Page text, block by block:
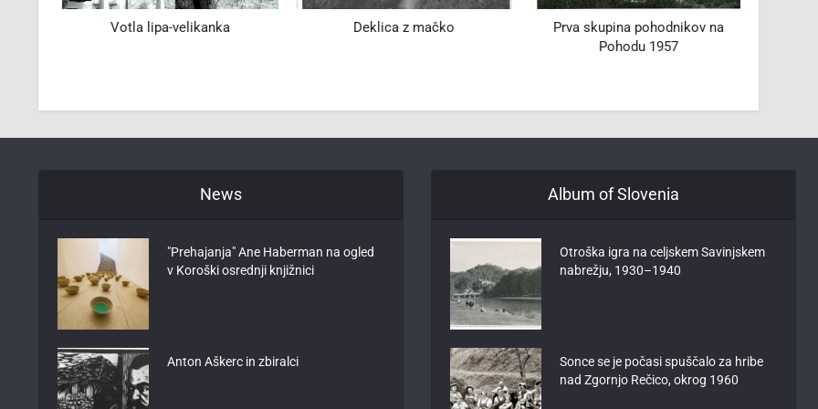
Votla lipa-velikanka Deklica z mačko
Prva skupina pohodnikov na
Pohodu 1957
News
"Prehajanja" Ane Haberman na ogled
v Koroški osrednji knjižnici
Anton Aškerc in zbiralci
Album of Slovenia
Otroška igra na celjskem Savinjskem
nabrežju, 1930–1940
Sonce se je počasi spuščalo za hribe
nad Zgornjo Rečico, okrog 1960